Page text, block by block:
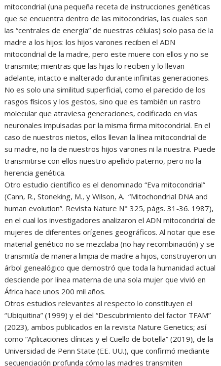
mitocondrial (una pequeña receta de instrucciones genéticas
que se encuentra dentro de las mitocondrias, las cuales son
las “centrales de energía” de nuestras células) solo pasa de la
madre a los hijos: los hijos varones reciben el ADN
mitocondrial de la madre, pero este muere con ellos y no se
transmite; mientras que las hijas lo reciben y lo llevan
adelante, intacto e inalterado durante infinitas generaciones.
No es solo una similitud superficial, como el parecido de los
rasgos físicos y los gestos, sino que es también un rastro
molecular que atraviesa generaciones, codificado en vías
neuronales impulsadas por la misma firma mitocondrial. En el
caso de nuestros nietos, ellos llevan la línea mitocondrial de
su madre, no la de nuestros hijos varones ni la nuestra. Puede
transmitirse con ellos nuestro apellido paterno, pero no la
herencia genética.
Otro estudio científico es el denominado “Eva mitocondrial”
(Cann, R., Stoneking, M., y Wilson, A. “Mitochondrial DNA and
human evolution”. Revista Nature N° 325, págs. 31-36. 1987),
en el cual los investigadores analizaron el ADN mitocondrial de
mujeres de diferentes orígenes geográficos. Al notar que ese
material genético no se mezclaba (no hay recombinación) y se
transmitía de manera limpia de madre a hijos, construyeron un
árbol genealógico que demostró que toda la humanidad actual
desciende por línea materna de una sola mujer que vivió en
África hace unos 200 mil años.
Otros estudios relevantes al respecto lo constituyen el
“Ubiquitina” (1999) y el del “Descubrimiento del factor TFAM”
(2023), ambos publicados en la revista Nature Genetics; así
como “Aplicaciones clínicas y el Cuello de botella” (2019), de la
Universidad de Penn State (EE. UU.), que confirmó mediante
secuenciación profunda cómo las madres transmiten